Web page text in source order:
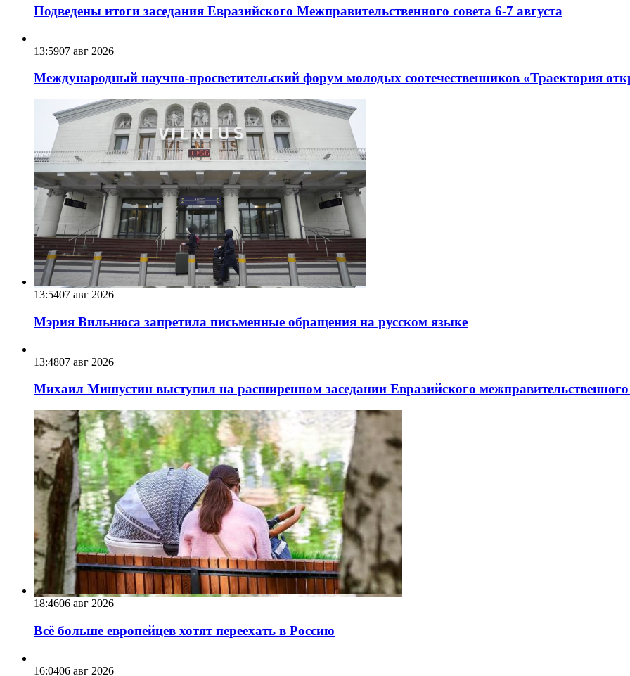
Подведены итоги заседания Евразийского Межправительственного совета 6-7 августа
13:5907 авг 2026
Международный научно-просветительский форум молодых соотечественников «Траектория
13:5407 авг 2026
Мэрия Вильнюса запретила письменные обращения на русском языке
13:4807 авг 2026
Михаил Мишустин выступил на расширенном заседании Евразийского
18:4606 авг 2026
Всё больше европейцев хотят переехать в Россию
16:0406 авг 2026